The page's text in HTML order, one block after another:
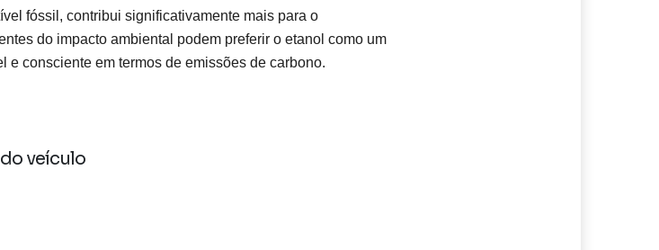
fóssil, contribui significativamente mais para o
do impacto ambiental podem preferir o etanol como um
e consciente em termos de emissões de carbono.
veículo